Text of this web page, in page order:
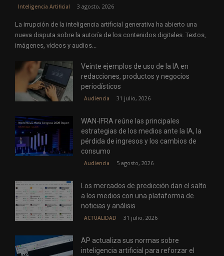
Inteligencia Artificial 3 agosto, 2026
La irrupción de la inteligencia artificial generativa ha abierto una
nueva disputa sobre la autoría de los contenidos digitales. Textos,
imágenes, vídeos y audios...
Veinte ejemplos de uso de la IA en
redacciones, productos y negocios
periodísticos
Audiencia 31 julio, 2026
WAN-IFRA reúne las principales
estrategias de los medios ante la IA, la
pérdida de ingresos y los cambios de
consumo
Audiencia 5 agosto, 2026
Los mercados de predicción dan el salto
a los medios con una plataforma de
noticias y análisis
ACTUALIDAD 31 julio, 2026
AP actualiza sus normas sobre
inteligencia artificial para reforzar el